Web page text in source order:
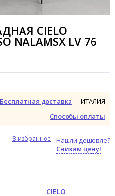
CIELO
NALAMSX LV 76
Бесплатная доставка
Способы оплаты
ИТАЛИЯ
Нашли дешевле?
Снизим цену!
В избранное
CIELO